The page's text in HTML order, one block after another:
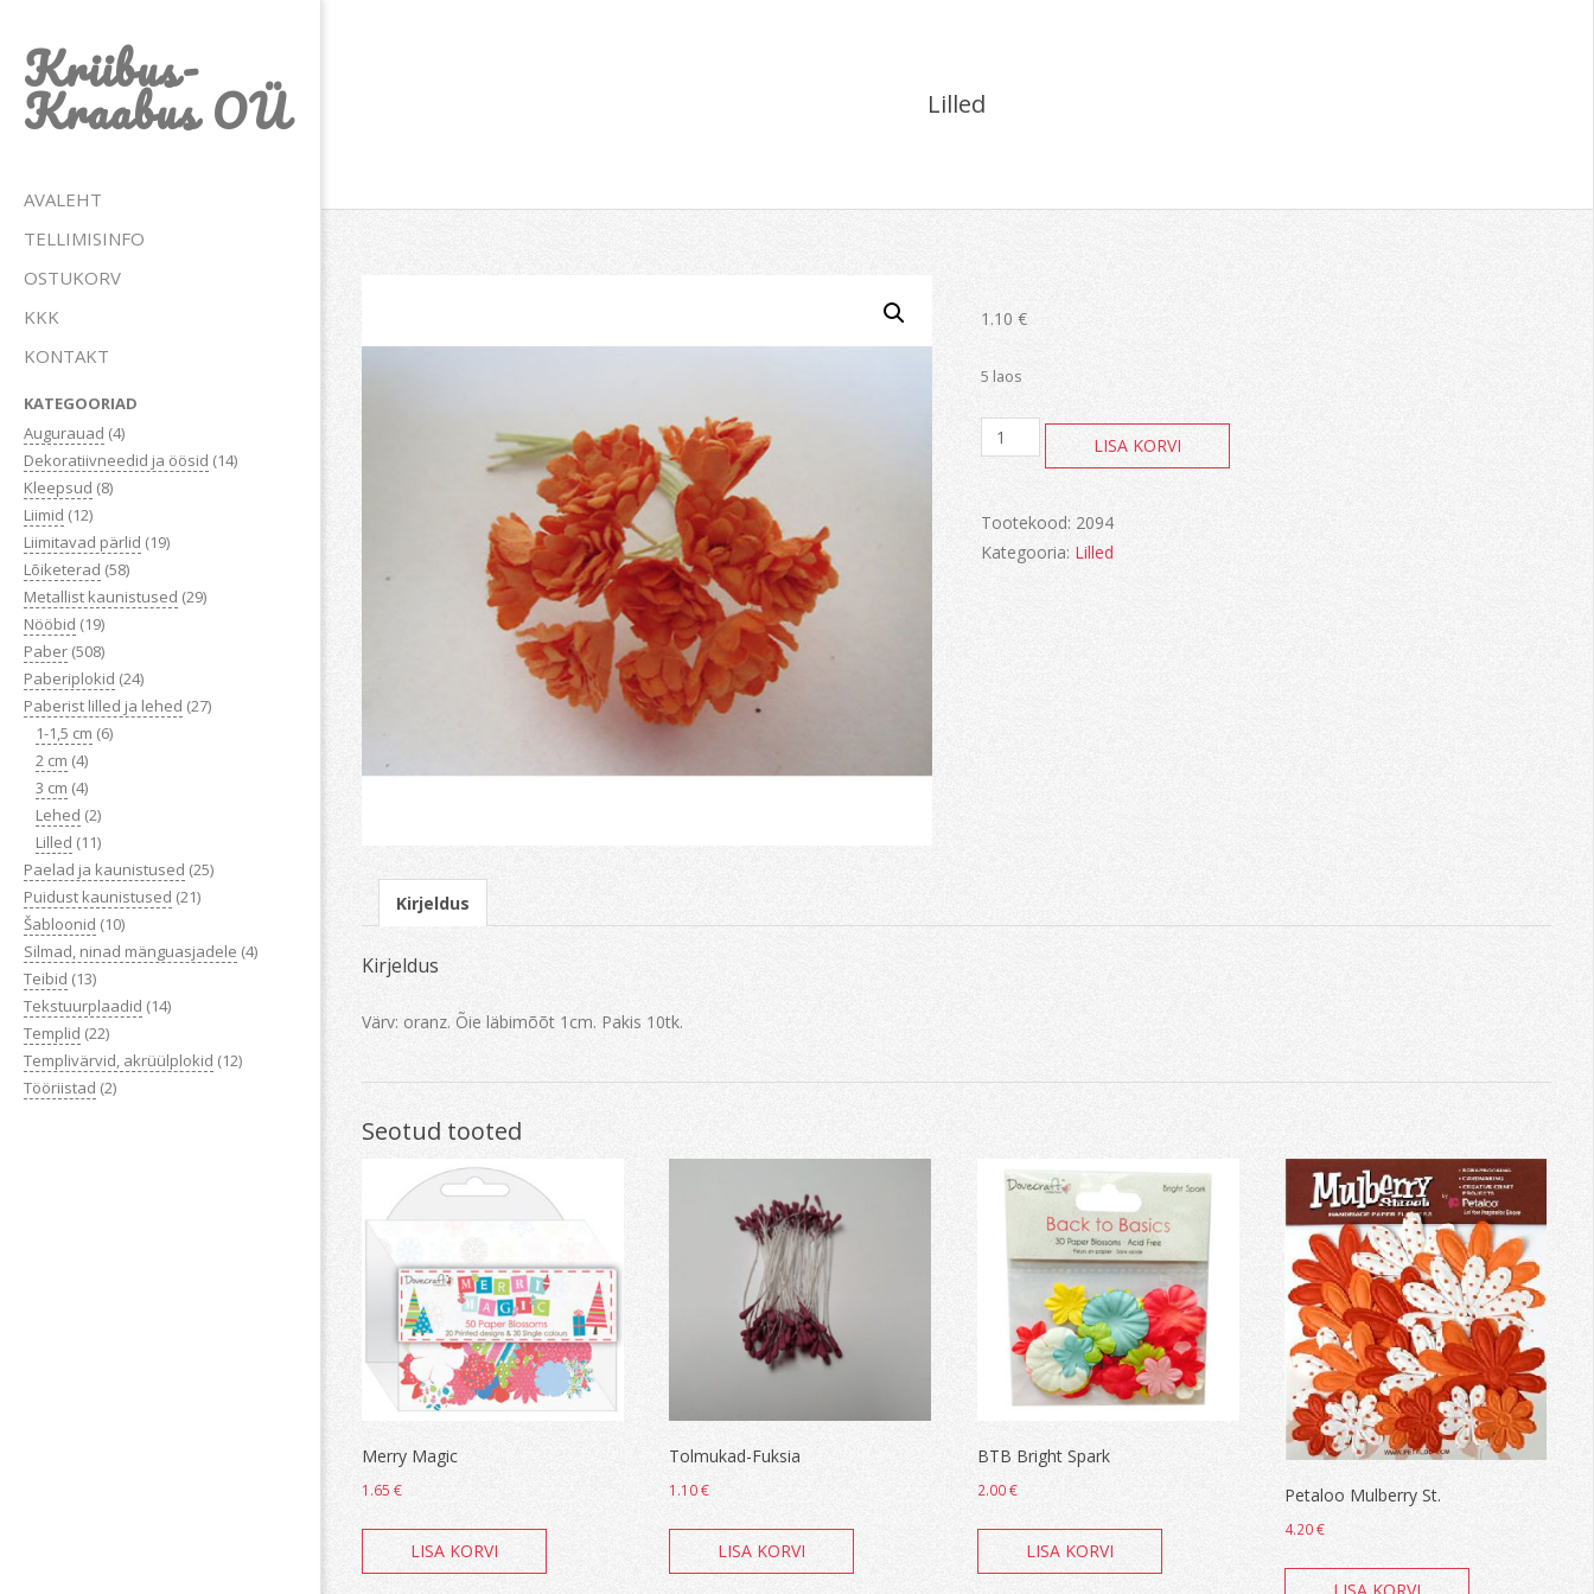
content
Kriibus-
Kraabus OÜ
Primary
Menu
AVALEHT
TELLIMISINFO
OSTUKORV
KKK
KONTAKT
KATEGOORIAD
Augurauad (4)
Dekoratiivneedid ja öösid (14)
Kleepsud (8)
Liimid (12)
Liimitavad pärlid (19)
Lõiketerad (58)
Metallist kaunistused (29)
Nööbid (19)
Paber (508)
Paberiplokid (24)
Paberist lilled ja lehed (27)
1-1,5 cm (6)
2 cm (4)
3 cm (4)
Lehed (2)
Lilled (11)
Paelad ja kaunistused (25)
Puidust kaunistused (21)
Šabloonid (10)
Silmad, ninad mänguasjadele (4)
Teibid (13)
Tekstuurplaadid (14)
Templid (22)
Templivärvid, akrüülplokid (12)
Tööriistad (2)
Lilled
1.10 €
5 laos
Lilled
kogus
LISA KORVI
Tootekood: 2094
Kategooria: Lilled
Kirjeldus
Kirjeldus
Värv: oranz. Õie läbimõõt 1cm. Pakis 10tk.
Seotud tooted
Merry Magic
1.65 €
LISA KORVI
Tolmukad-Fuksia
1.10€
LISA KORVI
BTB Bright Spark
2.00€
LISA KORVI
Petaloo Mulberry St.
4.20€